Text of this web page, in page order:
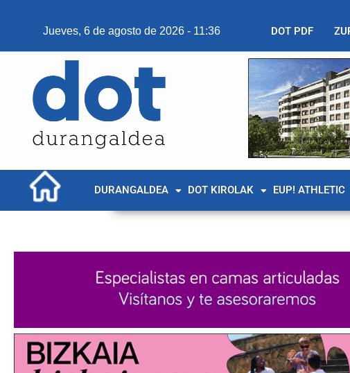
Jueves, 6 de agosto de 2026 - 11:36 DOT PDF
DURANGALDEA DOT KIROLAK EUP! ATHLETIC